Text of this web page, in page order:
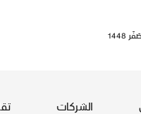
الشركات